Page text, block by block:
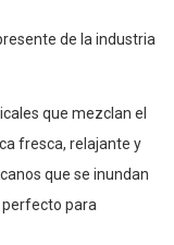
de la industria
que mezclan el
fresca, relajante y
que se inundan
perfecto para